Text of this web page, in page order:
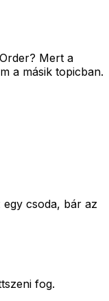
Mert a
a másik topicban.
egy csoda, bár az
fog.